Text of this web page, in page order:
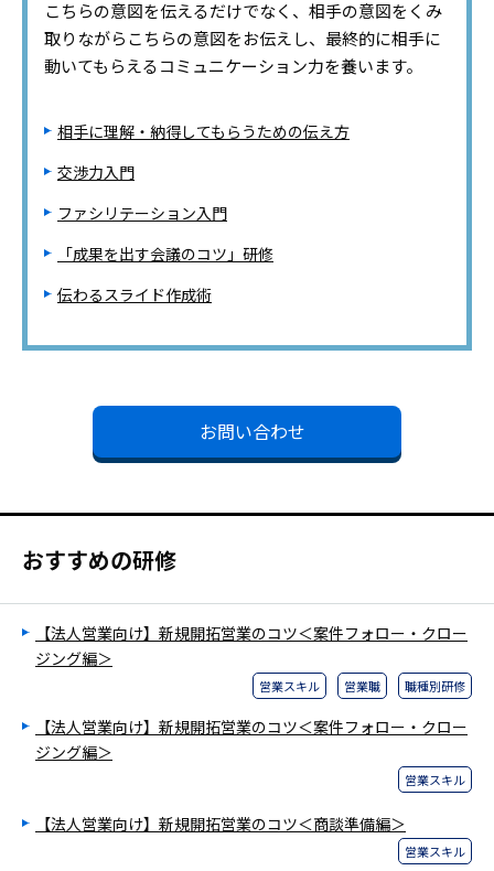
こちらの意図を伝えるだけでなく、相手の意図をくみ
取りながらこちらの意図をお伝えし、最終的に相手に
動いてもらえるコミュニケーション力を養います。
相手に理解・納得してもらうための伝え方
交渉力入門
ファシリテーション入門
「成果を出す会議のコツ」研修
伝わるスライド作成術
お問い合わせ
おすすめの研修
【法人営業向け】新規開拓営業のコツ＜案件フォロー・クロー
ジング編＞
営業スキル 営業職 職種別研修
【法人営業向け】新規開拓営業のコツ＜案件フォロー・クロー
ジング編＞
営業スキル
【法人営業向け】新規開拓営業のコツ＜商談準備編＞
営業スキル